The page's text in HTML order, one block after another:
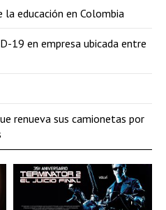
educación en Colombia
19 en empresa ubicada entre
renueva sus camionetas por